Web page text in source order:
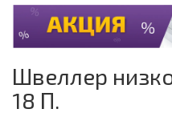
Швеллер
18 П.